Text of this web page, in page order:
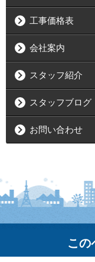
工事価格表
会社案内
スタッフ紹介
スタッフブログ
お問い合わせ
この